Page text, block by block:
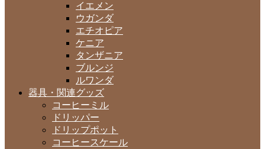
イエメン
ウガンダ
エチオピア
ケニア
タンザニア
ブルンジ
ルワンダ
器具・関連グッズ
コーヒーミル
ドリッパー
ドリップポット
コーヒースケール